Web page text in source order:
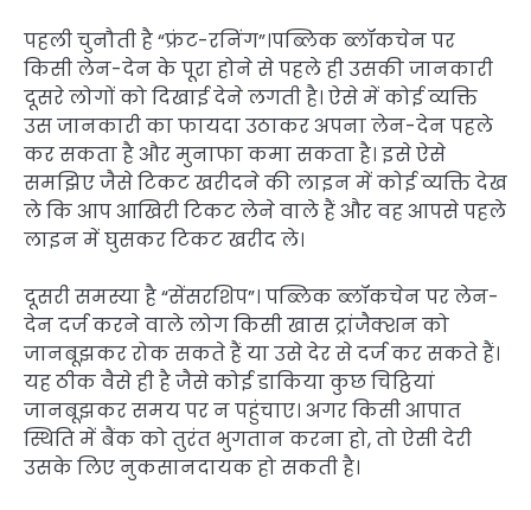
पहली चुनौती है “फ्रंट-रनिंग”।पब्लिक ब्लॉकचेन पर
किसी लेन-देन के पूरा होने से पहले ही उसकी जानकारी
दूसरे लोगों को दिखाई देने लगती है। ऐसे में कोई व्यक्ति
उस जानकारी का फायदा उठाकर अपना लेन-देन पहले
कर सकता है और मुनाफा कमा सकता है। इसे ऐसे
समझिए जैसे टिकट खरीदने की लाइन में कोई व्यक्ति देख
ले कि आप आखिरी टिकट लेने वाले हैं और वह आपसे पहले
लाइन में घुसकर टिकट खरीद ले।
दूसरी समस्या है “सेंसरशिप”। पब्लिक ब्लॉकचेन पर लेन-
देन दर्ज करने वाले लोग किसी खास ट्रांजैक्शन को
जानबूझकर रोक सकते हैं या उसे देर से दर्ज कर सकते हैं।
यह ठीक वैसे ही है जैसे कोई डाकिया कुछ चिट्ठियां
जानबूझकर समय पर न पहुंचाए। अगर किसी आपात
स्थिति में बैंक को तुरंत भुगतान करना हो, तो ऐसी देरी
उसके लिए नुकसानदायक हो सकती है।